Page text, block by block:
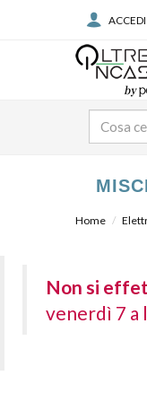
ACCEDI
Home
Non si
venerdì 7 a